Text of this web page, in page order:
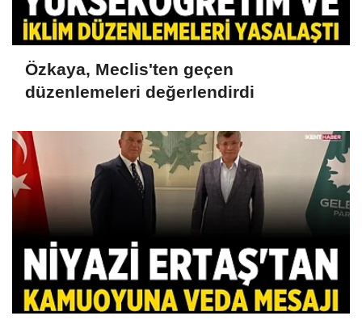
Özkaya, Meclis'ten geçen
düzenlemeleri değerlendirdi